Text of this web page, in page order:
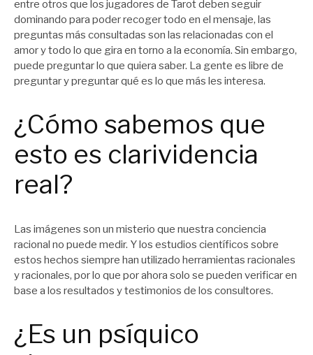
entre otros que los jugadores de Tarot deben seguir
dominando para poder recoger todo en el mensaje, las
preguntas más consultadas son las relacionadas con el
amor y todo lo que gira en torno a la economía. Sin embargo,
puede preguntar lo que quiera saber. La gente es libre de
preguntar y preguntar qué es lo que más les interesa.
¿Cómo sabemos que
esto es clarividencia
real?
Las imágenes son un misterio que nuestra conciencia
racional no puede medir. Y los estudios científicos sobre
estos hechos siempre han utilizado herramientas racionales
y racionales, por lo que por ahora solo se pueden verificar en
base a los resultados y testimonios de los consultores.
¿Es un psíquico